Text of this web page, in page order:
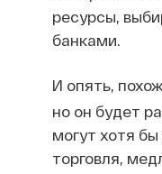
ресурсы,
банками.
И опять,
но он будет
могут хотя
торговля,